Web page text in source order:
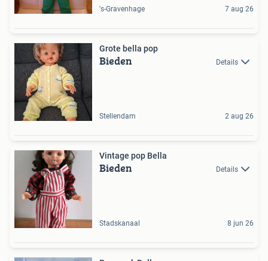
's-Gravenhage 7 aug 26
Grote bella pop
Bieden Details
Stellendam 2 aug 26
Vintage pop Bella
Bieden Details
Stadskanaal 8 jun 26